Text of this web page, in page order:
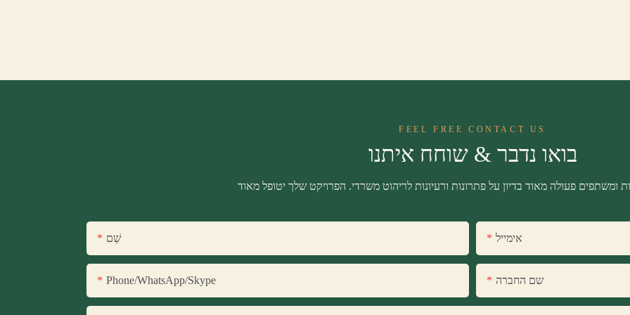
FEEL FREE CONTACT US
בואו נדבר & שוחח איתנו
שֵׁם אימייל
Phone/WhatsApp/Skype שם החברה